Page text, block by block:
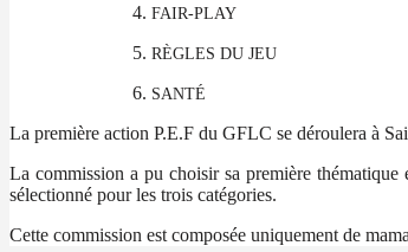
FAIR-PLAY
RÈGLES DU JEU
SANTÉ
La première action P.E.F du GFLC se déroulera à
La commission a pu choisir sa première thématique
sélectionné pour les trois catégories.
Cette commission est composée uniquement de